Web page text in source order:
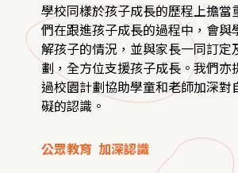
學校同樣於孩子成長的歷程上擔當
們在跟進孩子成長的過程中，會與
解孩子的情況，並與家長一同訂定
劃，全方位支援孩子成長。我們亦
過校園計劃協助學童和老師加深對
礙的認識。
公眾教育 加深認識